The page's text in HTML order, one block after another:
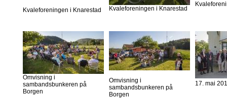
Kvaleforeningen i Knarestad Kvaleforeningen i Knarestad
Omvisning i
sambandsbunkeren på
Borgen
Omvisning i
sambandsbunkeren på
Borgen
17. mai